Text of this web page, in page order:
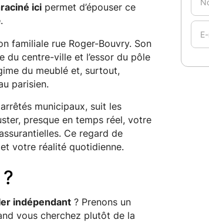
icipermet d’épouser ce
familiale rue Roger-Bouvry. Son
du centre-ville et l’essor du pôle
du meublé et, surtout,
parisien.
municipaux, suit les
presque en temps réel, votre
Ce regard de
votre réalité quotidienne.
indépendant? Prenons un
vous cherchez plutôt de la